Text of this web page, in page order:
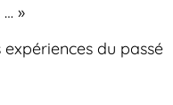
»
expériences du passé